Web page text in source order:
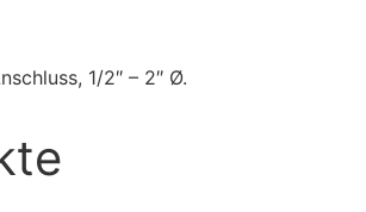
1/2″ – 2″ Ø.